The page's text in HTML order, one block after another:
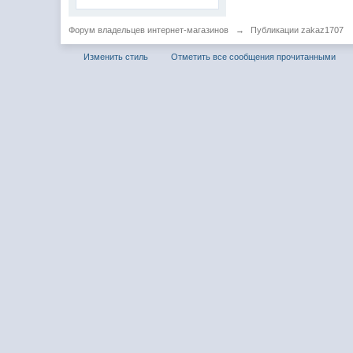
Форум владельцев интернет-магазинов → Публикации zakaz1707
Изменить стиль Отметить все сообщения прочитанными